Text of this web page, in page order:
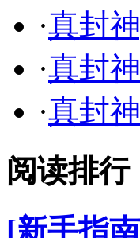
·真封
·真封
·真封
阅读排行
[新手指